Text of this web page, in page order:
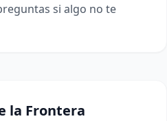
si algo no te
la Frontera